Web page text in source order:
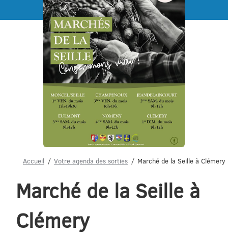
Menu
Accueil Votre agenda des sorties Marché de la Seille à Clémery
Marché de la Seille à
Clémery